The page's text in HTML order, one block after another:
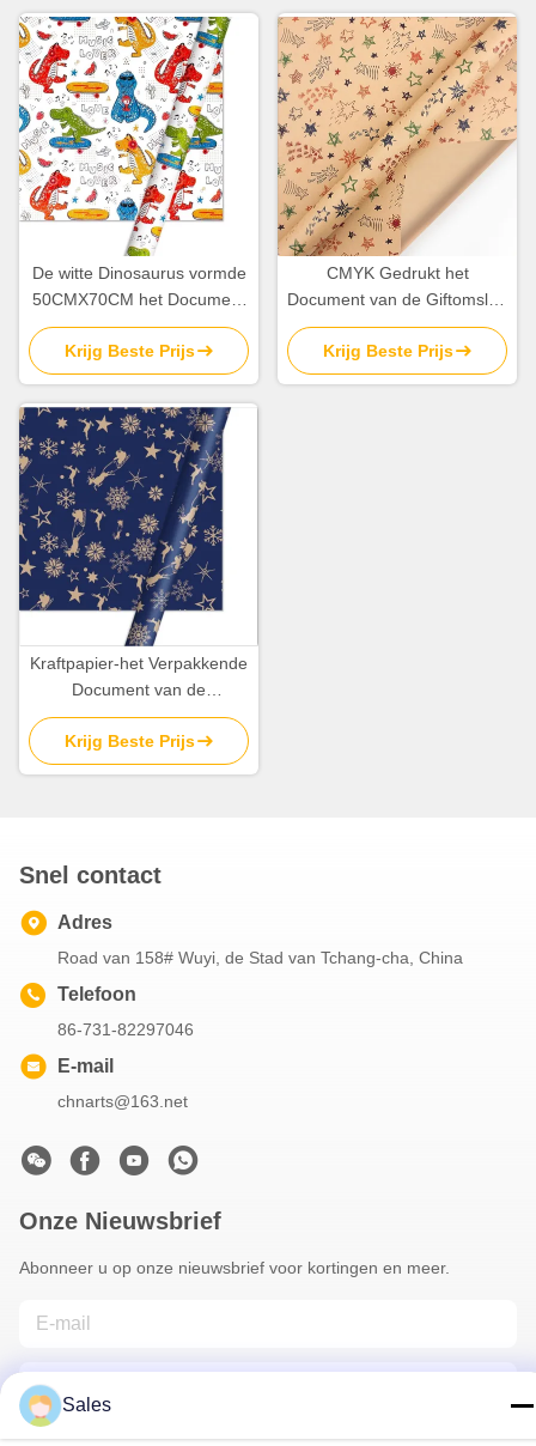
De witte Dinosaurus vormde
50CMX70CM het Document
van de Giftomslag Broodje
voor Speelgoedpakket
Krijg Beste Prijs
CMYK Gedrukt het
Document van de Giftomslag
de Gift Verpakkend
Document van de
Broodjes60gsm Gelukkig
Krijg Beste Prijs
Kraftpapier-het Verpakkende
Document van de
Beeldverhaalverjaardag het
Verpakkende Document van
Bladenkerstmis 8gsm
Krijg Beste Prijs
Snel contact
Adres
Road van 158# Wuyi, de Stad van Tchang-cha, China
Telefoon
86-731-82297046
E-mail
chnarts@163.net
Onze Nieuwsbrief
Abonneer u op onze nieuwsbrief voor kortingen en meer.
Sales